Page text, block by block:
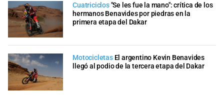
Cuatriciclos"Se les fue la mano": crítica de los
hermanos Benavides por piedras en la
primera etapa del Dakar
Motocicletas El argentino Kevin Benavides
llegó al podio de la tercera etapa del Dakar